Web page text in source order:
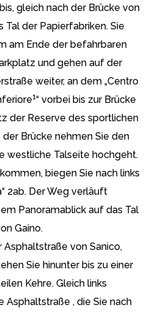
gleich nach der Brücke von
Tal der Papierfabriken. Sie
am Ende der befahrbaren
und gehen auf der
weiter, an dem „Centro
1“ vorbei bis zur Brücke
der Reserve des sportlichen
Brücke nehmen Sie den
westliche Talseite hochgeht.
biegen Sie nach links
2ab. Der Weg verläuft
Panoramablick auf das Tal
Gaino.
von Sanico,
Sie hinunter bis zu einer
Kehre. Gleich links
Asphaltstraße , die Sie nach